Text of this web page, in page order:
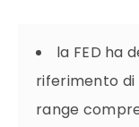
la FED ha
riferimento di
range